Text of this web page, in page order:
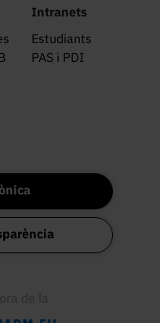
Intranets
Estudiants
PAS i PDI
de la